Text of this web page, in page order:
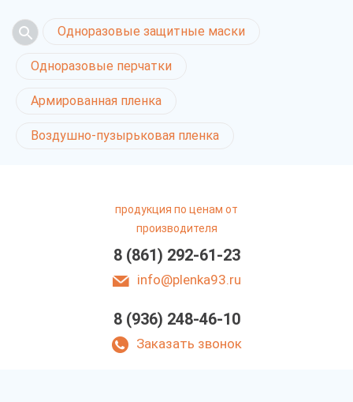
Одноразовые защитные маски
Одноразовые перчатки
Армированная пленка
Воздушно-пузырьковая пленка
продукция по ценам от
производителя
8 (861) 292-61-23
info@plenka93.ru
8 (936) 248-46-10
Заказать звонок